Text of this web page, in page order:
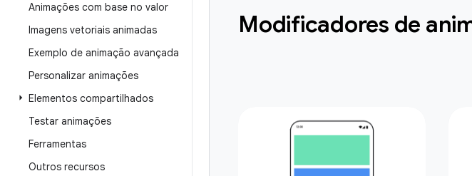
Animações com base no valor
Imagens vetoriais animadas
Exemplo de animação avançada
Personalizar animações
Elementos compartilhados
Testar animações
Ferramentas
Outros recursos
Modificadores de